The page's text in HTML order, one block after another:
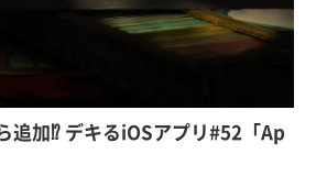
追加⁉︎ デキるiOSアプリ#52「Ap